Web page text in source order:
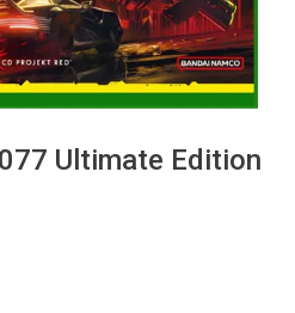
Ultimate Edition